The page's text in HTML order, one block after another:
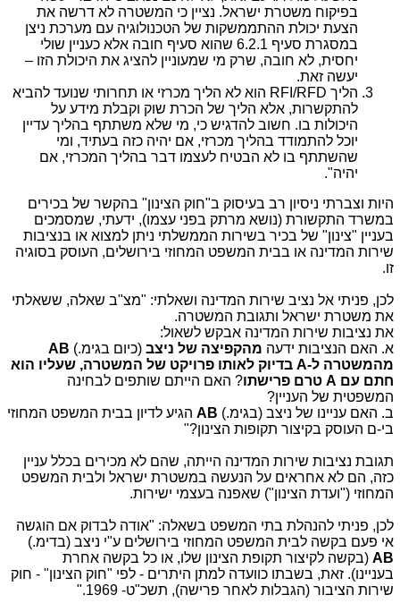
בפיקוח משטרת ישראל. נציין כי המשטרה לא דרשה את
הצעת יכולת ההתממשקות של הטכנולוגיה עם מערכת ניצן
במסגרת סעיף 6.2.1 שהוא סעיף חובה אלא כעניין שולי
יחסית, לא חובה, שרק מי שמעוניין להציג את היכולת הזו –
יעשה זאת.
הליך RFI/RFD הוא לא הליך מכרזי או תחרותי שנועד להביא
להתקשרות, אלא הליך של הכרת שוק וקבלת מידע על
היכולות בו. חשוב להדגיש כי, מי שלא משתתף בהליך עדיין
יוכל להתמודד בהליך מכרזי, אם יהיה כזה בעתיד, ומי
שהשתתף בו לא הבטיח לעצמו דבר בהליך המכרזי, אם
יהיה".
היות וצברתי ניסיון רב בעיסוק ב"חוק הצינון" בהקשר של בכירים
במשרד התקשורת (נושא מרתק בפני עצמו), ידעתי, שמסמכים
בעניין "צינון" של בכיר בשירות הממשלתי ניתן למצוא או בנציבות
שירות המדינה או בבית המשפט המחוזי בירושלים, העוסק בסוגיה
זו.
לכן, פניתי אל נציב שירות המדינה ושאלתי: "מצ"ב שאלה, ששאלתי
את משטרת ישראל ותגובת המשטרה.
את נציבות שירות המדינה אבקש לשאול:
א. האם הנציבות ידעה מהקפיצה של ניצב (כיום בגימ.) AB
מהמשטרה ל-A בדיוק לאותו פרויקט של המשטרה, שעליו הוא
חתם עם A טרם פרישתו
? האם הייתם שותפים לבחינה
המשפטית של העניין?
ב. האם עניינו של ניצב (בגימ.) AB הגיע לדיון בבית המשפט המחוזי
בי-ם העוסק בקיצור תקופות הצינון?"
תגובת נציבות שירות המדינה הייתה, שהם לא מכירים בכלל עניין
כזה, הם לא אחראים על הנעשה במשטרת ישראל ולבית המשפט
המחוזי ("ועדת הצינון") שאפנה בעצמי ישירות.
לכן, פניתי להנהלת בתי המשפט בשאלה: "אודה לבדוק אם הוגשה
אי פעם בקשה לבית המשפט המחוזי בירושלים ע"י ניצב (בדימ.)
AB (בקשה לקיצור תקופת הצינון שלו, או כל בקשה אחרת
בעניינו). זאת, בשבתו כוועדה למתן היתרים - לפי "חוק הצינון" - חוק
שירות הציבור (הגבלות לאחר פרישה), תשכ"ט- 1969."